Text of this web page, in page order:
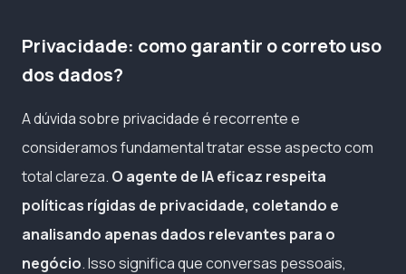
Privacidade: como garantir o correto uso
dos dados?
A dúvida sobre privacidade é recorrente e
consideramos fundamental tratar esse aspecto com
total clareza. O agente de IA eficaz respeita
políticas rígidas de privacidade, coletando e
analisando apenas dados relevantes para o
negócio. Isso significa que conversas pessoais,